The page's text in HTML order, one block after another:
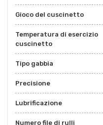
Gioco del cuscinetto
Temperatura di esercizio
cuscinetto
Tipo gabbia
Precisione
Lubrificazione
Numero file di rulli